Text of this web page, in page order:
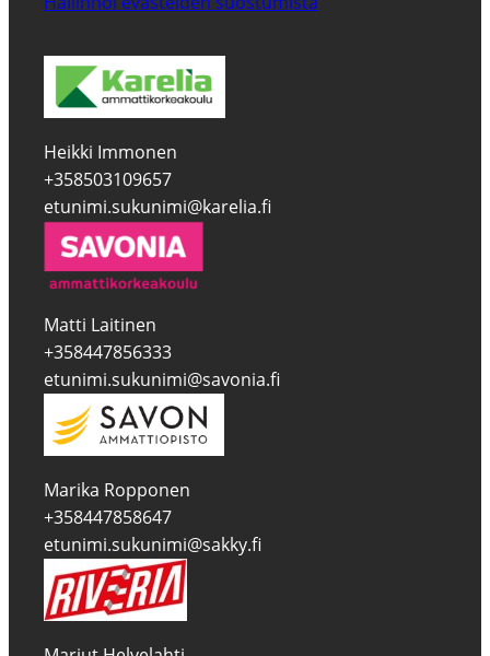
Heikki Immonen
+358503109657
etunimi.sukunimi@karelia.fi
Matti Laitinen
+358447856333
etunimi.sukunimi@savonia.fi
Marika Ropponen
+358447858647
etunimi.sukunimi@sakky.fi